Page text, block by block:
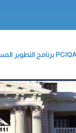
PCIQA برنامج التطوير المستمر والتأهيل للاعتماد